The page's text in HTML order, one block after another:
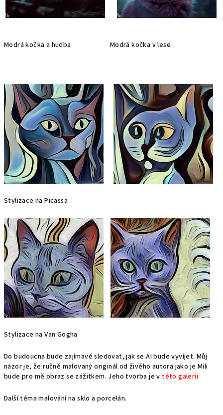
Modrá kočka a hudba Modrá kočka v lese
Stylizace na Picassa
Stylizace na Van Gogha
Do budoucna bude zajímavé sledovat, jak se AI bude vyvíjet. Můj
názor je, že ručně malovaný originál od živého autora jako je Mili
bude pro mě obraz se zážitkem. Jeho tvorba je v této galerii.
Další téma malování na sklo a porcelán.